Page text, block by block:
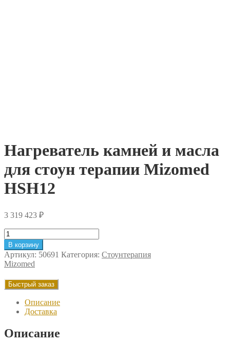
Нагреватель камней и масла
для стоун терапии Mizomed
HSH12
3 319 423 ₽
Количество
товара
Нагреватель
камней
и
масла
для
терапии
Mizomed
В корзину
Артикул: 50691 Категория: Стоунтерапия
Mizomed
Быстрый заказ
Описание
Доставка
Описание